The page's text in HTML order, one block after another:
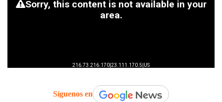
Síguenos en